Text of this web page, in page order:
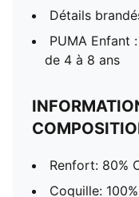
Détails
PUMA Enfant
de 4 à 8 ans
Renfort: 80%
Coquille: